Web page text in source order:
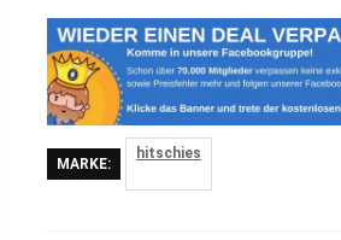
MARKE:
hitschies